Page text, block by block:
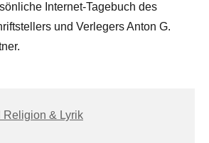
Internet-Tagebuch des
und Verlegers Anton G.